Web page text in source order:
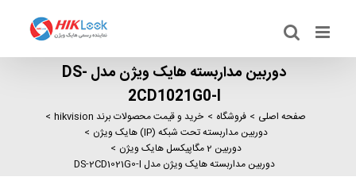
content
دوربین مداربسته هایک ویژن مدل DS-
2CD1021G0-I
صفحه اصلی فروشگاه
خرید و قیمت محصولات برند hikvision
دوربین مداربسته تحت شبکه (IP) هایک ویژن
دوربین 2 مگاپیکسل هایک ویژن
دوربین مداربسته هایک ویژن مدل DS-2CD1021G0-I